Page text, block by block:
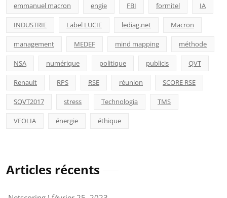
emmanuel macron engie FBI formitel IA
INDUSTRIE Label LUCIE lediag.net Macron
management MEDEF mind mapping méthode
NSA numérique politique publicis QVT
Renault RPS RSE réunion SCORE RSE
SQVT2017 stress Technologia TMS
VEOLIA énergie éthique
Articles récents